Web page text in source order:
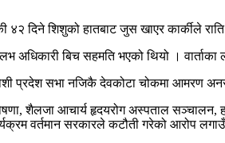
४२ दिने शिशुको हातबाट जुस खाएर कार्कीले
अधिकारी बिच सहमति भएको थियो ।
प्रदेश सभा नजिकै देवकोटा चोकमा आमरण
शैलजा आचार्य हृदयरोग अस्पताल
वर्तमान सरकारले कटौती गरेको आरोप